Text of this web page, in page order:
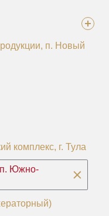
п. Новый
комплекс, г. Тула
п. Южно-